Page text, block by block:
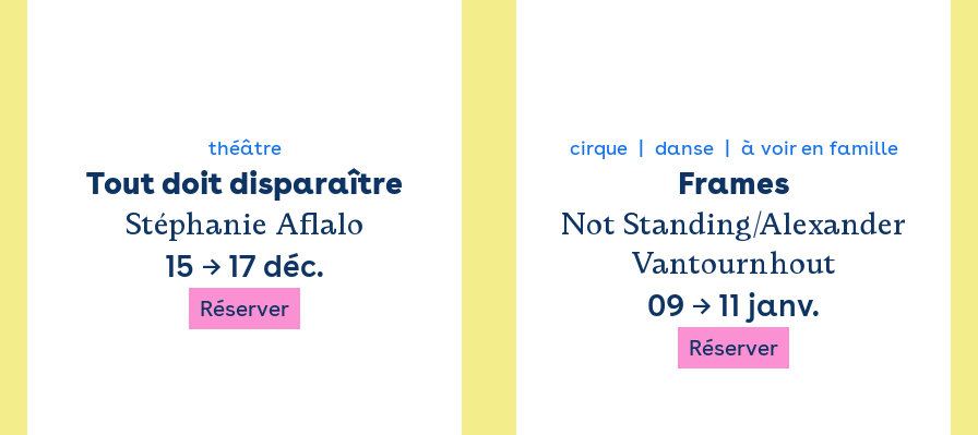
théâtre
Tout doit disparaître
Stéphanie Aflalo
15 → 17 déc.
Réserver
cirque danse à voir en famille
Frames
Not Standing/Alexander
Vantournhout
09 → 11 janv.
Réserver